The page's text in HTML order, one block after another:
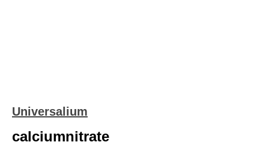
Universalium
calciumnitrate